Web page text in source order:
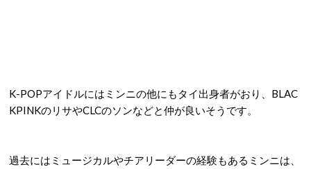
K-POPアイドルにはミンニの他にもタイ出身者がおり、BLAC
KPINKのリサやCLCのソンなどと仲が良いそうです。
過去にはミュージカルやチアリーダーの経験もあるミンニは、